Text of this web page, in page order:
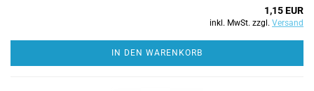
1,15 EUR
inkl. MwSt. zzgl. Versand
IN DEN WARENKORB